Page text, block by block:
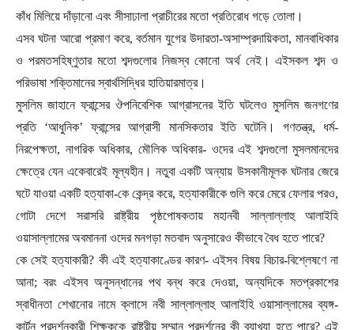
কাঁধ মিলিয়ে দাঁড়ানো এবং সীসাঢালা প্রাচীরের মতো প্রতিরোধ গড়ে তোলা।
এসব ঘটনা আরো প্রমাণ করে,বর্তমান যুগের উদারতা-অসাম্প্রদায়িকতা, মানবাধিকার
ও পরমতসহিষ্ণুতার মতো শব্দগুলোর নিজস্ব কোনো অর্থ নেই। এইসকল শব্দ ও
পরিভাষা শক্তিমানের স্বার্থসিদ্ধির হাতিয়ারমাত্র।
মুসলিম জাহানে ফ্রান্সের ঔপনিবেশিক আগ্রাসনের ইতি ঘটলেও মুসলিম জনগণের
প্রতি ‘আধুনিক’ ফ্রান্সের আগ্রাসী মানসিকতার ইতি ঘটেনি। গণতন্ত্র, ধর্ম-
নিরপেক্ষতা, নাগরিক অধিকার, মৌলিক অধিকার- ওদের এই শব্দগুলো মুসলমানদের
ক্ষেত্রে যেন একেবারেই মূল্যহীন। নতুবা একটি অন্যায় উসকানীমূলক ঘটনার জেরে
ঘটে যাওয়া একটি হত্যাকা-কে কেন্দ্র করে, হত্যাকারীকে গুলি করে মেরে ফেলার পরও,
গোটা দেশে সরাসরি রাষ্ট্রীয় পৃষ্ঠপোষকতায় মহানবী সাল্লাল্লাহু আলাইহি
ওয়াসাল্লামের অবমাননা ওদের মনগড়া মতবাদ অনুসারেও কীভাবে বৈধ হতে পারে?
কে সেই হত্যাকারী? কী এই হত্যাকাণ্ডের কারণ- এইসব বিষয় বিচার-বিশ্লেষণে না
আনা; বরং এইসব অনুসন্ধানের পথ বন্ধ করে দেওয়া,অন্যদিকে মতপ্রকাশের
স্বাধীনতা শেখানোর নামে ক্লাসে নবী সাল্লাল্লাহু আলাইহি ওয়াসাল্লামের ব্যঙ্গ-
কার্টুন প্রদর্শনকারী শিক্ষককে রাষ্ট্রীয় সম্মান প্রদর্শনের কী ব্যাখ্যা হতে পারে?এই